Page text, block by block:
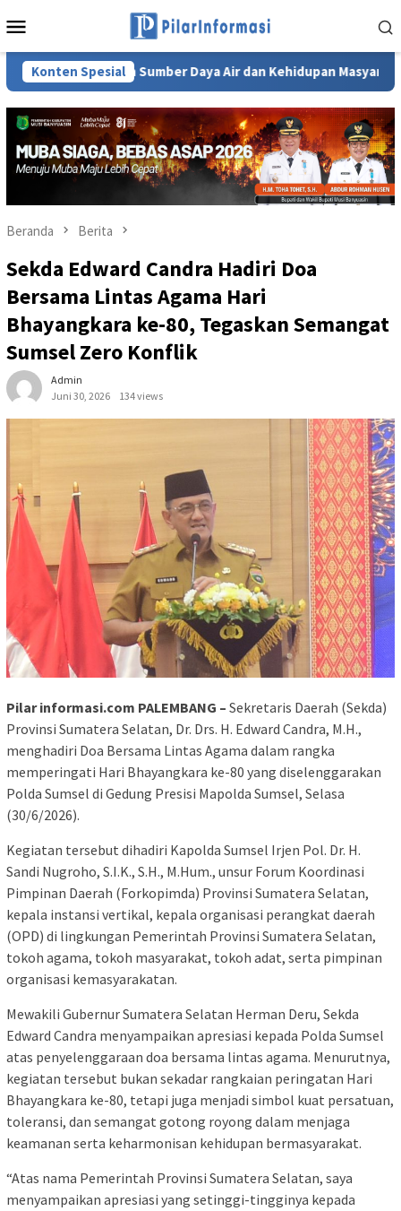
ke
Mobile
Konten Spesial
Sumber Daya Air dan Kehidupan Masyarakat Sumsel
Beranda Berita
Sekda Edward Candra Hadiri Doa
Bersama Lintas Agama Hari
Bhayangkara ke-80, Tegaskan Semangat
Sumsel Zero Konflik
Admin
Juni 30, 2026
134 views
Pilar informasi.com PALEMBANG – Sekretaris Daerah (Sekda)
Provinsi Sumatera Selatan, Dr. Drs. H. Edward Candra, M.H.,
menghadiri Doa Bersama Lintas Agama dalam rangka
memperingati Hari Bhayangkara ke-80 yang diselenggarakan
Polda Sumsel di Gedung Presisi Mapolda Sumsel, Selasa
(30/6/2026).
Kegiatan tersebut dihadiri Kapolda Sumsel Irjen Pol. Dr. H.
Sandi Nugroho, S.I.K., S.H., M.Hum., unsur Forum Koordinasi
Pimpinan Daerah (Forkopimda) Provinsi Sumatera Selatan,
kepala instansi vertikal, kepala organisasi perangkat daerah
(OPD) di lingkungan Pemerintah Provinsi Sumatera Selatan,
tokoh agama, tokoh masyarakat, tokoh adat, serta pimpinan
organisasi kemasyarakatan.
Mewakili Gubernur Sumatera Selatan Herman Deru, Sekda
Edward Candra menyampaikan apresiasi kepada Polda Sumsel
atas penyelenggaraan doa bersama lintas agama. Menurutnya,
kegiatan tersebut bukan sekadar rangkaian peringatan Hari
Bhayangkara ke-80, tetapi juga menjadi simbol kuat persatuan,
toleransi, dan semangat gotong royong dalam menjaga
keamanan serta keharmonisan kehidupan bermasyarakat.
“Atas nama Pemerintah Provinsi Sumatera Selatan, saya
menyampaikan apresiasi yang setinggi-tingginya kepada